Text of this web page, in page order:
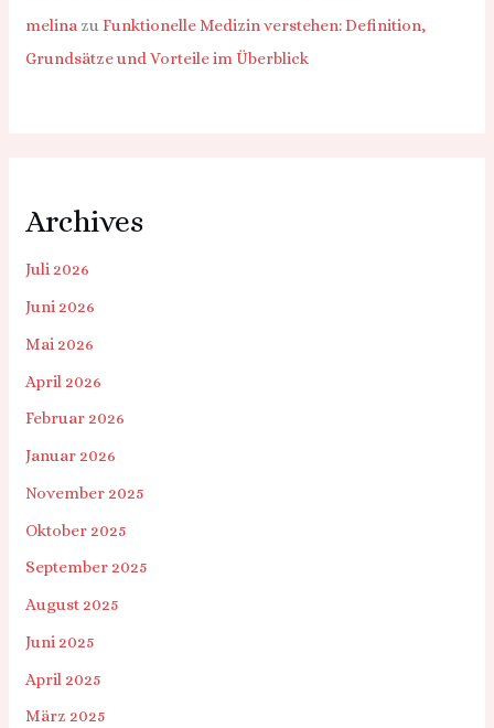
melina zuFunktionelle Medizin verstehen: Definition,
Grundsätze und Vorteile im Überblick
Archives
Juli 2026
Juni 2026
Mai 2026
April 2026
Februar 2026
Januar 2026
November 2025
Oktober 2025
September 2025
August 2025
Juni 2025
April 2025
März 2025